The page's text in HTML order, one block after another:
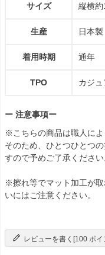
サイズ 縦横
生産 日本製
着用時期 通年
TPO カジ
ー 注意事項ー
※こちらの商品は職人によ
そのため、ひとつひとつ
すので予めご了承ください
※擦れ等でマット加工が
いにはご注意ください。
レビューを書く[100 ポ